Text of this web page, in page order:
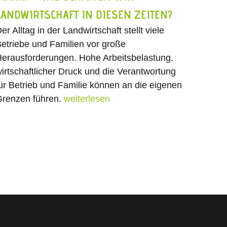
IN DIESEN ZEITEN?
Alltag in der Landwirtschaft stellt viele
und Familien vor große
Hohe Arbeitsbelastung,
Druck und die Verantwortung
Betrieb und Familie können an die eigenen
führen. weiterlesen